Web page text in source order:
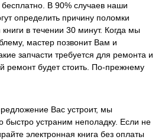
бесплатно. В 90% случаев наши
определить причину поломки
в течении 30 минут. Когда мы
мастер позвонит Вам и
запчасти требуется для ремонта и
ремонтбудет стоить. По-прежнему
Вас устроит, мы
быстро устраним неполадку. Если не
электронная книга без оплаты